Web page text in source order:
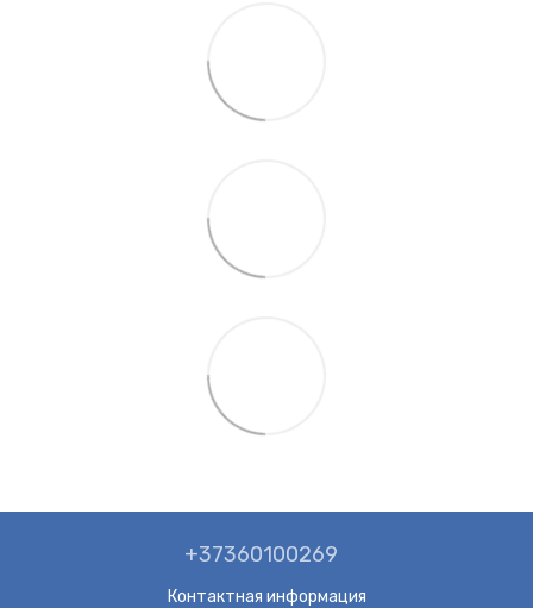
+37360100269
Контактная информация